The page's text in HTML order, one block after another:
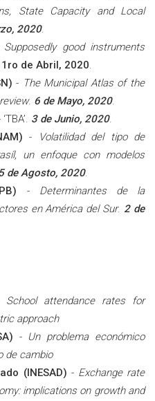
State Capacity and Local
2020.
Supposedly good instruments
1ro de Abril, 2020.
- The Municipal Atlas of the
. 6 de Mayo, 2020.
‘TBA’. 3 de Junio, 2020.
-
Volatilidad del tipo de
un enfoque con modelos
de Agosto, 2020.
- Determinantes de la
en América del Sur. 2 de
School attendance rates for
approach
- Un problema económico
de cambio
(INESAD) - Exchange rate
implications on growth and